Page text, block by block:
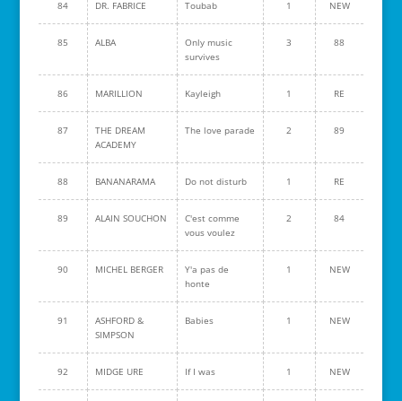
84 DR. FABRICE Toubab 1 NEW
85 ALBA
Only music
survives
3 88
86 MARILLION Kayleigh 1 RE
87
THE DREAM
ACADEMY
The love parade 2 89
88 BANANARAMA Do not disturb 1 RE
89 ALAIN SOUCHON
C'est comme
vous voulez
2 84
90 MICHEL BERGER
Y'a pas de
honte
1 NEW
91
ASHFORD &
SIMPSON
Babies 1 NEW
92 MIDGE URE If I was 1 NEW